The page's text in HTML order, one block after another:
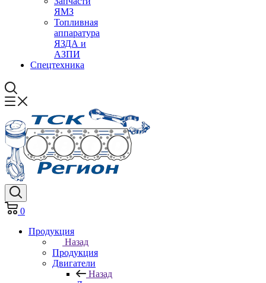
ЯМЗ
Топливная
аппаратура
ЯЗДА и
АЗПИ
Спецтехника
0
Продукция
Назад
Продукция
Двигатели
Назад